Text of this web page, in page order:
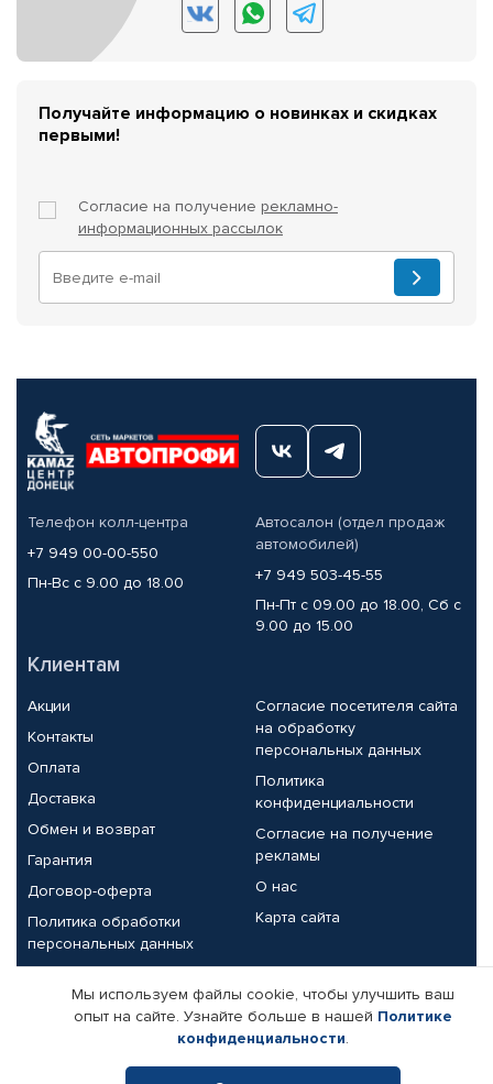
Получайте информацию о новинках и скидках
первыми!
Согласие на получение рекламно-
информационных рассылок
Телефон колл-центра
+7 949 00-00-550
Пн-Вс с 9.00 до 18.00
Автосалон (отдел продаж
автомобилей)
+7 949 503-45-55
Пн-Пт с 09.00 до 18.00, Сб с
9.00 до 15.00
Клиентам
Акции
Контакты
Оплата
Доставка
Обмен и возврат
Гарантия
Договор-оферта
Политика обработки
персональных данных
Согласие посетителя сайта
на обработку
персональных данных
Политика
конфиденциальности
Согласие на получение
рекламы
О нас
Карта сайта
Партнерам
Корпоративным клиентам
Поставщикам
Реквизиты компании
Мы используем файлы cookie, чтобы улучшить ваш
опыт на сайте. Узнайте больше в нашей Политике
конфиденциальности.